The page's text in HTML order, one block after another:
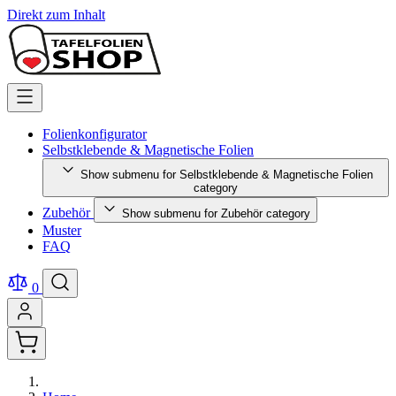
Direkt zum Inhalt
Folienkonfigurator
Selbstklebende & Magnetische Folien
Show submenu for Selbstklebende & Magnetische Folien
category
Zubehör Show submenu for Zubehör category
Muster
FAQ
0